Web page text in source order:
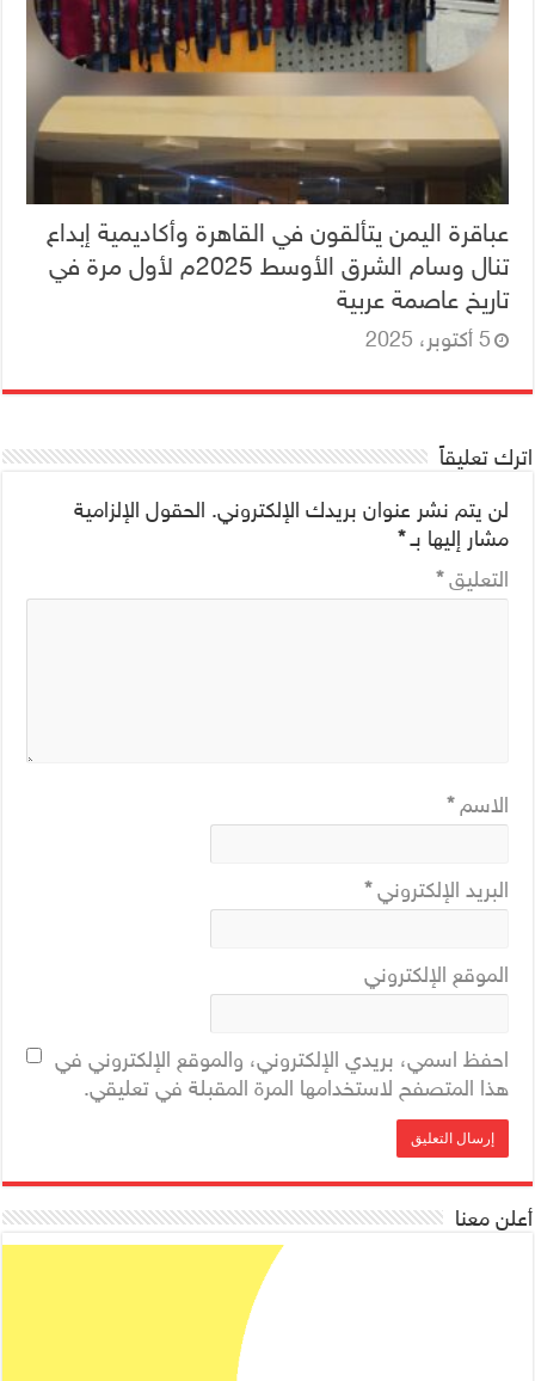
عباقرة اليمن يتألقون في القاهرة وأكاديمية إبداع
تنال وسام الشرق الأوسط 2025م لأول مرة في
تاريخ عاصمة عربية
5 أكتوبر، 2025
اترك تعليقاً
لن يتم نشر عنوان بريدك الإلكتروني. الحقول الإلزامية
مشار إليها بـ*
التعليق*
الاسم*
البريد الإلكتروني*
الموقع الإلكتروني
احفظ اسمي، بريدي الإلكتروني، والموقع الإلكتروني في
هذا المتصفح لاستخدامها المرة المقبلة في تعليقي.
أعلن معنا